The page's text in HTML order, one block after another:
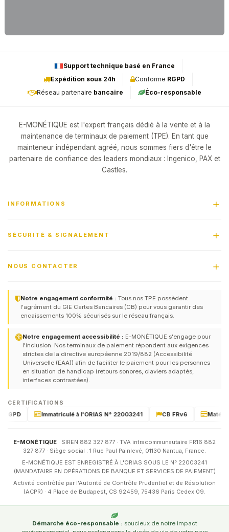
Support technique basé en France
Expédition sous 24h
Conforme RGPD
Réseau partenaire bancaire Éco-responsable
E-MONÉTIQUE est l'expert français dédié à la vente et à la
maintenance de terminaux de paiement (TPE). En tant que
mainteneur indépendant agréé, nous sommes fiers d'être le
partenaire de confiance des leaders mondiaux : Ingenico, PAX et
Castles.
INFORMATIONS
SÉCURITÉ & SIGNALEMENT
NOUS CONTACTER
Notre engagement conformité : Tous nos TPE possèdent
l'agrément du GIE Cartes Bancaires (CB) pour vous garantir des
encaissements 100% sécurisés sur le réseau français.
Notre engagement accessibilité : E-MONÉTIQUE s'engage pour
l'inclusion. Nos terminaux de paiement répondent aux exigences
strictes de la directive européenne 2019/882 (Accessibilité
Universelle (EAA)) afin de faciliter le paiement pour les personnes
en situation de handicap (retours sonores, claviers adaptés,
interfaces contrastées).
CERTIFICATIONS
Immatriculé à l'ORIAS N° 22003241 CB FRv6 Matériel
E-MONÉTIQUE · SIREN 882 327 877 · TVA intracommunautaire FR16 882
327 877 · Siège social : 1 Rue Paul Painlevé, 01130 Nantua, France.
E-MONÉTIQUE EST ENREGISTRÉ À L'ORIAS SOUS LE N° 22003241
(MANDATAIRE EN OPÉRATIONS DE BANQUE ET SERVICES DE PAIEMENT)
Activité contrôlée par l'Autorité de Contrôle Prudentiel et de Résolution
(ACPR) · 4 Place de Budapest, CS 92459, 75436 Paris Cedex 09.
Démarche éco-responsable : soucieux de notre impact